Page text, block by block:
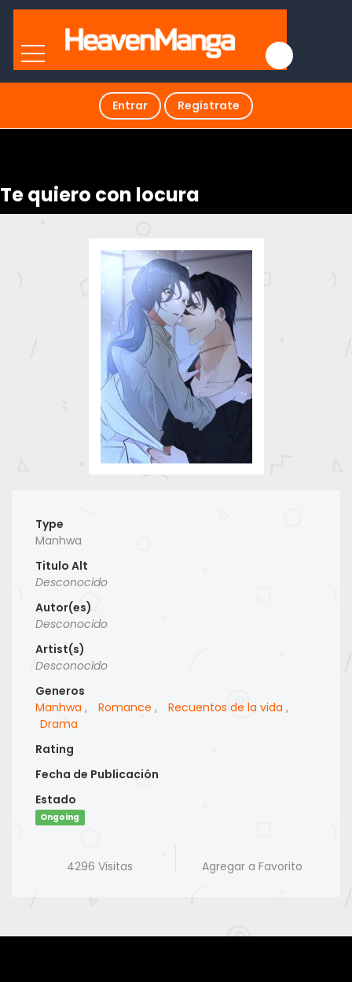
Entrar Regístrate
Te quiero con locura
Type
Manhwa
Titulo Alt
Desconocido
Autor(es)
Desconocido
Artist(s)
Desconocido
Generos
Manhwa , Romance , Recuentos de la vida ,
Drama
Rating
Fecha de Publicación
Estado
Ongoing
4296 Visitas Agregar a Favorito